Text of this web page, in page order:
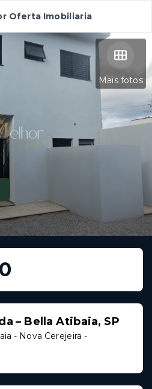
Oferta Imobiliaria
Mais fotos
– Bella Atibaia, SP
- Nova Cerejeira -